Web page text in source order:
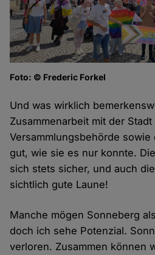
Foto: © Frederic Forkel
Und was wirklich
Zusammenarbeit mit der
Versammlungsbehörde
gut, wie sie es nur konnte.
sich stets sicher, und auch
sichtlich gute Laune!
Manche mögen Sonneberg
doch ich sehe Potenzial.
verloren. Zusammen können